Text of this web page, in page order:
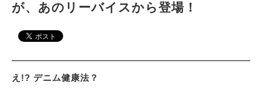
が、あのリーバイスから登場！
え!? デニム健康法？
CAR&BIKE
LIFESTYLE